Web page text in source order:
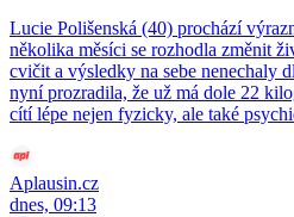
Lucie Polišenská (40) prochází
několika měsíci se rozhodla změnit
cvičit a výsledky na sebe nenechaly
nyní prozradila, že už má dole 22
cítí lépe nejen fyzicky, ale také
Aplausin.cz
dnes, 09:13